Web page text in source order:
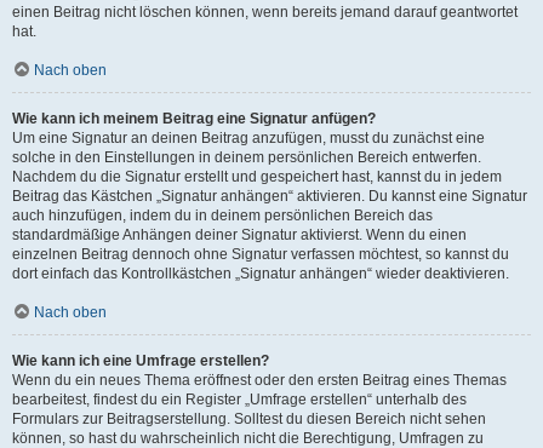
einen Beitrag nicht löschen können, wenn bereits jemand darauf geantwortet
hat.
Nach oben
Wie kann ich meinem Beitrag eine Signatur anfügen?
Um eine Signatur an deinen Beitrag anzufügen, musst du zunächst eine
solche in den Einstellungen in deinem persönlichen Bereich entwerfen.
Nachdem du die Signatur erstellt und gespeichert hast, kannst du in jedem
Beitrag das Kästchen „Signatur anhängen“ aktivieren. Du kannst eine Signatur
auch hinzufügen, indem du in deinem persönlichen Bereich das
standardmäßige Anhängen deiner Signatur aktivierst. Wenn du einen
einzelnen Beitrag dennoch ohne Signatur verfassen möchtest, so kannst du
dort einfach das Kontrollkästchen „Signatur anhängen“ wieder deaktivieren.
Nach oben
Wie kann ich eine Umfrage erstellen?
Wenn du ein neues Thema eröffnest oder den ersten Beitrag eines Themas
bearbeitest, findest du ein Register „Umfrage erstellen“ unterhalb des
Formulars zur Beitragserstellung. Solltest du diesen Bereich nicht sehen
können, so hast du wahrscheinlich nicht die Berechtigung, Umfragen zu